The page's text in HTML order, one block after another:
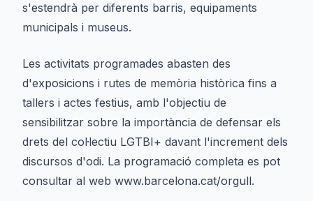
s'estendrà per diferents barris, equipaments
municipals i museus.
Les activitats programades abasten des
d'exposicions i rutes de memòria històrica fins a
tallers i actes festius, amb l'objectiu de
sensibilitzar sobre la importància de defensar els
drets del col·lectiu LGTBI+ davant l'increment dels
discursos d'odi. La programació completa es pot
consultar al web www.barcelona.cat/orgull.